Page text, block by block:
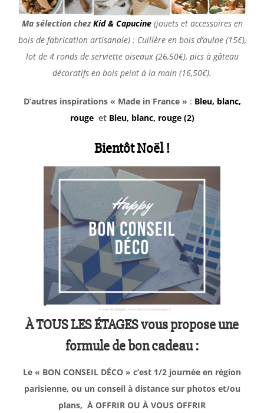
Ma sélection chezKid & Capucine (jouets et accessoires en
bois de fabrication artisanale) : Cuillère en bois d’aulne (15€),
lot de 4 ronds de serviette oiseaux (26,50€), pics à gâteau
décoratifs en bois peint à la main (16,50€).
D’autres inspirations « Made in France » : Bleu, blanc,
rougeet Bleu, blanc, rouge (2)
Bientôt Noël !
À TOUS LES ÉTAGES vous propose une
formule de bon cadeau :
Le « BON CONSEIL DÉCO » c’est 1/2 journée en région
parisienne, ou un conseil à distance sur photos et/ou
plans, À OFFRIR OU À VOUS OFFRIR